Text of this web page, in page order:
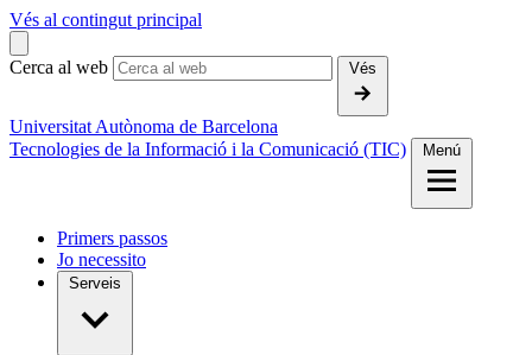
Vés al contingut principal
Cerca al web Vés
Universitat Autònoma de Barcelona
Tecnologies de la Informació i la Comunicació (TIC)
Menú
Primers passos
Jo necessito
Serveis